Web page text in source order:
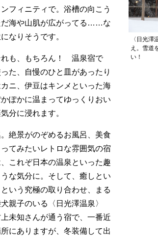
フィニティで。浴槽の向こう
だ海や山肌が広がってる……な
なりそうです。
れも、もちろん！ 温泉宿で
た、自慢のひと皿があったり
ニ、伊豆はキンメといった海
ぽかに温まってゆっくりおい
分に浸れます。
絶景がのぞめるお風呂、美食
てみたいレトロな雰囲気の宿
これぞ日本の温泉といった趣
な気分に。そして、癒しとい
いう究極の取り合わせ、まる
親子のいる〈日光澤温泉〉
未知さんが通う宿で、一番近
にありますが、冬装備して出
〈日光
え。雪道
い！